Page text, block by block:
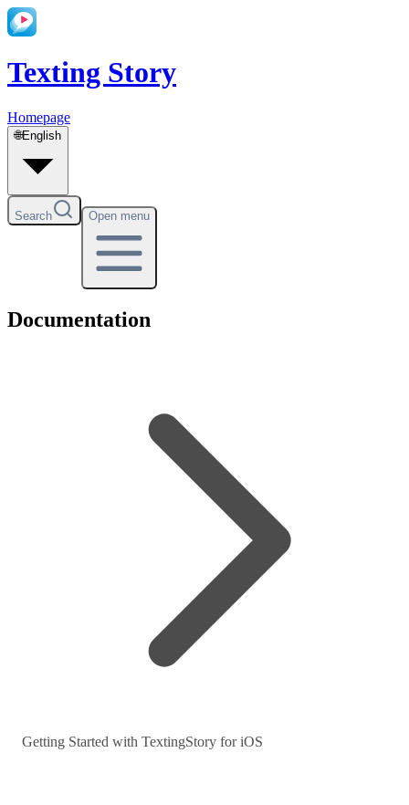
Texting Story
Homepage
🌐English
Search Open menu
Documentation
Getting Started with TextingStory for iOS